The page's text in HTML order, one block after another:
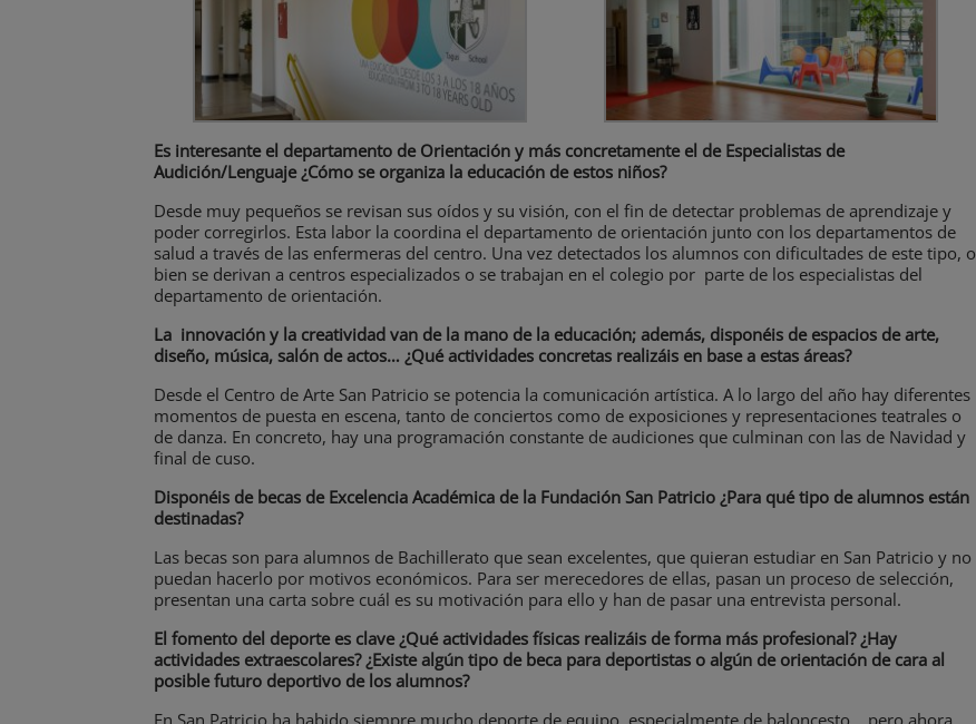
Es interesante el departamento de Orientación y más concretamente el de Especialistas de
Audición/Lenguaje ¿Cómo se organiza la educación de estos niños?
Desde muy pequeños se revisan sus oídos y su visión, con el fin de detectar problemas de aprendizaje y
poder corregirlos. Esta labor la coordina el departamento de orientación junto con los departamentos de
salud a través de las enfermeras del centro. Una vez detectados los alumnos con dificultades de este tipo, o
bien se derivan a centros especializados o se trabajan en el colegio por parte de los especialistas del
departamento de orientación.
La innovación y la creatividad van de la mano de la educación; además, disponéis de espacios de arte,
diseño, música, salón de actos… ¿Qué actividades concretas realizáis en base a estas áreas?
Desde el Centro de Arte San Patricio se potencia la comunicación artística. A lo largo del año hay diferentes
momentos de puesta en escena, tanto de conciertos como de exposiciones y representaciones teatrales o
de danza. En concreto, hay una programación constante de audiciones que culminan con las de Navidad y
final de cuso.
Disponéis de becas de Excelencia Académica de la Fundación San Patricio ¿Para qué tipo de alumnos están
destinadas?
Las becas son para alumnos de Bachillerato que sean excelentes, que quieran estudiar en San Patricio y no
puedan hacerlo por motivos económicos. Para ser merecedores de ellas, pasan un proceso de selección,
presentan una carta sobre cuál es su motivación para ello y han de pasar una entrevista personal.
El fomento del deporte es clave ¿Qué actividades físicas realizáis de forma más profesional? ¿Hay
actividades extraescolares? ¿Existe algún tipo de beca para deportistas o algún de orientación de cara al
posible futuro deportivo de los alumnos?
En San Patricio ha habido siempre mucho deporte de equipo, especialmente de baloncesto… pero ahora